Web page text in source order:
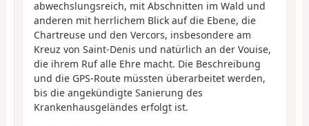
abwechslungsreich, mit Abschnitten im Wald und
anderen mit herrlichem Blick auf die Ebene, die
Chartreuse und den Vercors, insbesondere am
Kreuz von Saint-Denis und natürlich an der Vouise,
die ihrem Ruf alle Ehre macht. Die Beschreibung
und die GPS-Route müssten überarbeitet werden,
bis die angekündigte Sanierung des
Krankenhausgeländes erfolgt ist.